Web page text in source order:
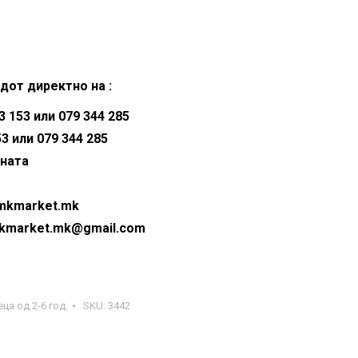
директно на :
153 или 079 344 285
или 079 344 285
од 2-6 год. SKU: 3442